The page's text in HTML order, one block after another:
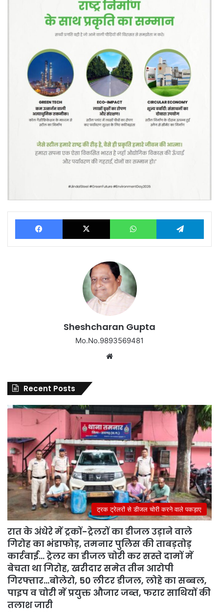
Facebook X WhatsApp
Sheshcharan Gupta
Mo.No.9893569481
Recent Posts
ट्रक ट्रेलरों से डीजल चोरी करने वाले पकड़ाए
रात के अंधेरे में ट्रकों-ट्रेलरों का डीजल उड़ाने वाले
गिरोह का भंडाफोड़, तमनार पुलिस की ताबड़तोड़
कार्रवाई… ट्रेलर का डीजल चोरी कर सस्ते दामों में
बेचता था गिरोह, खरीदार समेत तीन आरोपी
गिरफ्तार…बोलेरो, 50 लीटर डीजल, लोहे का सब्बल,
पाइप व चोरी में प्रयुक्त औजार जब्त, फरार साथियों की
तलाश जारी